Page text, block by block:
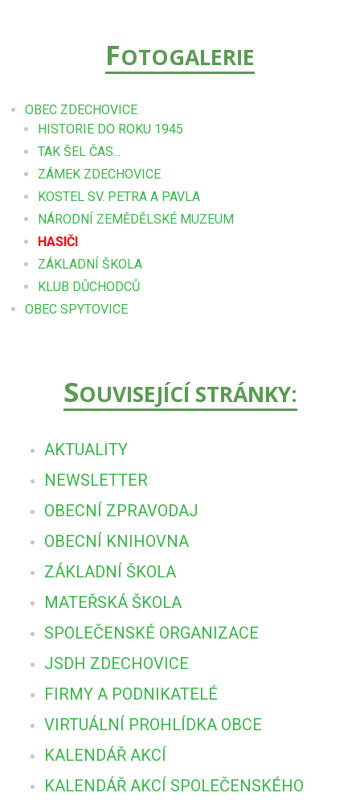
FOTOGALERIE
OBEC ZDECHOVICE
HISTORIE DO ROKU 1945
TAK ŠEL ČAS...
ZÁMEK ZDECHOVICE
KOSTEL SV. PETRA A PAVLA
NÁRODNÍ ZEMĚDĚLSKÉ MUZEUM
HASIČI
ZÁKLADNÍ ŠKOLA
KLUB DŮCHODCŮ
OBEC SPYTOVICE
SOUVISEJÍCÍ STRÁNKY:
AKTUALITY
NEWSLETTER
OBECNÍ ZPRAVODAJ
OBECNÍ KNIHOVNA
ZÁKLADNÍ ŠKOLA
MATEŘSKÁ ŠKOLA
SPOLEČENSKÉ ORGANIZACE
JSDH ZDECHOVICE
FIRMY A PODNIKATELÉ
VIRTUÁLNÍ PROHLÍDKA OBCE
KALENDÁŘ AKCÍ
KALENDÁŘ AKCÍ SPOLEČENSKÉHO